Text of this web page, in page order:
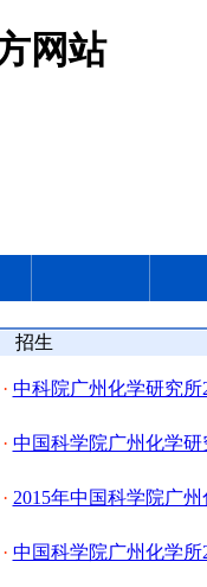
网站
招生
· 中科院广州化学研究
· 中国科学院广州化学
· 2015年中国科学院广
· 中国科学院广州化学所